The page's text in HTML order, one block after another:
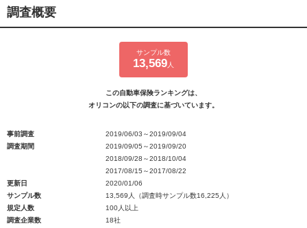
調査概要
サンプル数
13,569 人
この自動車保険ランキングは、
オリコンの以下の調査に基づいています。
事前調査
2019/06/03～2019/09/04
調査期間
2019/09/05～2019/09/20
2018/09/28～2018/10/04
2017/08/15～2017/08/22
更新日
2020/01/06
サンプル数
13,569人（調査時サンプル数16,225人）
規定人数
100人以上
調査企業数
18社